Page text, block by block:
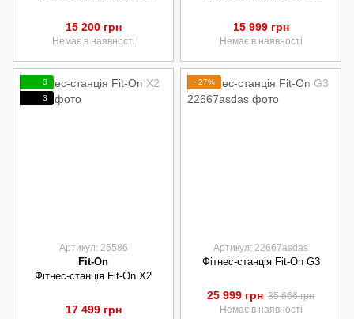
15 200 грн
Немає в наявності
15 999 грн
Немає в наявності
3
3
Артикул: 26586
Fit-On
Фітнес-станція Fit-On X2
17 499 грн
−27%
Артикул: 22667asdas
Фітнес-станція Fit-On G3
25 999 грн 35 666 грн
Немає в наявності